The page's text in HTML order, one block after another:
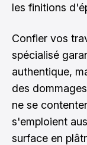
les finitions
Confier vos
spécialisé
authentique,
des
ne se
s'emploient
surface en